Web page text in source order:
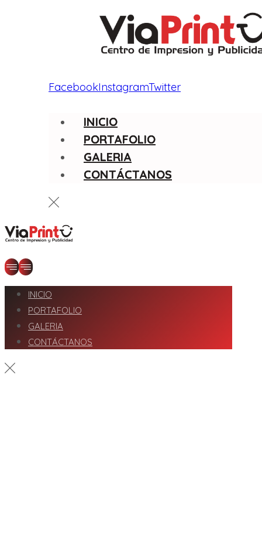
FacebookInstagramTwitter
INICIO
PORTAFOLIO
GALERIA
CONTÁCTANOS
INICIO
PORTAFOLIO
GALERIA
CONTÁCTANOS